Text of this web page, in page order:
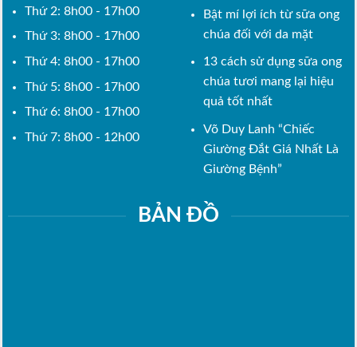
Thứ 2: 8h00 - 17h00
Thứ 3: 8h00 - 17h00
Thứ 4: 8h00 - 17h00
Thứ 5: 8h00 - 17h00
Thứ 6: 8h00 - 17h00
Thứ 7: 8h00 - 12h00
Bật mí lợi ích từ sữa ong
chúa đối với da mặt
13 cách sử dụng sữa ong
chúa tươi mang lại hiệu
quả tốt nhất
Võ Duy Lanh “Chiếc
Giường Đắt Giá Nhất Là
Giường Bệnh”
BẢN ĐỒ